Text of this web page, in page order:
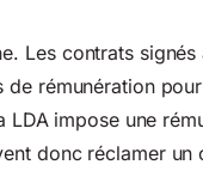
Les contrats
de rémunération
impose une
donc réclamer un